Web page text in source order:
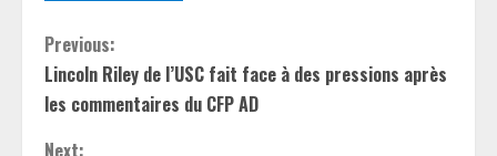
C
o
n
Previous:
Lincoln Riley de l’USC fait face à des pressions après
les commentaires du CFP AD
Next: